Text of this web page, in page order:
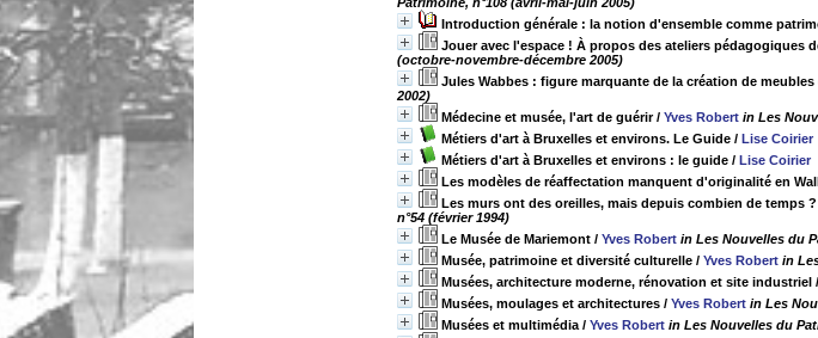
Introduction générale : la notion d'ensemble comme
Jouer avec l'espace ! À propos des ateliers pédagogiques
(octobre-novembre-décembre 2005)
Jules Wabbes : figure marquante de la création de
2002)
Médecine et musée, l'art de guérir/ Yves Robert in Les
Métiers d'art à Bruxelles et environs. Le Guide / Lise Coirier
Métiers d'art à Bruxelles et environs : le guide / Lise Coirier
Les modèles de réaffectation manquent d'originalité en
Les murs ont des oreilles, mais depuis combien de temps
n°54 (février 1994)
Le Musée de Mariemont / Yves Robert in Les Nouvelles du
Musée, patrimoine et diversité culturelle / Yves Robert in
Musées, architecture moderne, rénovation et site industriel /
Musées, moulages et architectures / Yves Robert in Les
Musées et multimédia / Yves Robert in Les Nouvelles du